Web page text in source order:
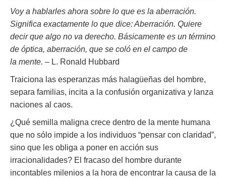
Voy a hablarles ahora sobre lo que es la aberración.
Significa exactamente lo que dice: Aberración. Quiere
decir que algo no va derecho. Básicamente es un término
de óptica, aberración, que se coló en el campo de
la mente. – L. Ronald Hubbard
Traiciona las esperanzas más halagüeñas del hombre,
separa familias, incita a la confusión organizativa y lanza
naciones al caos.
¿Qué semilla maligna crece dentro de la mente humana
que no sólo impide a los individuos “pensar con claridad”,
sino que les obliga a poner en acción sus
irracionalidades? El fracaso del hombre durante
incontables milenios a la hora de encontrar la causa de la